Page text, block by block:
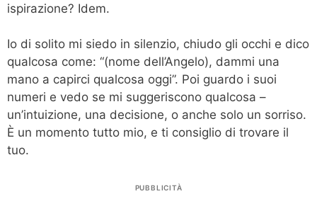
ispirazione? Idem.
Io di solito mi siedo in silenzio, chiudo gli occhi e dico
qualcosa come: “(nome dell’Angelo), dammi una
mano a capirci qualcosa oggi”. Poi guardo i suoi
numeri e vedo se mi suggeriscono qualcosa –
un’intuizione, una decisione, o anche solo un sorriso.
È un momento tutto mio, e ti consiglio di trovare il
tuo.
PUBBLICITÀ